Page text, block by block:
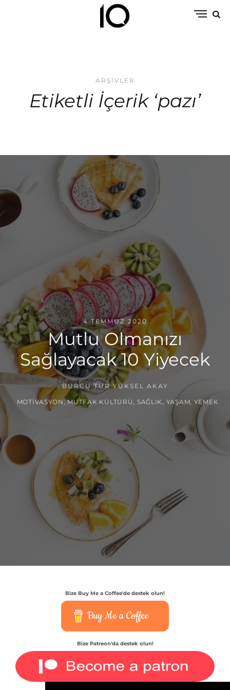
ARŞIVLER
Etiketli İçerik ‘pazı’
4 TEMMUZ 2020
Mutlu Olmanızı
Sağlayacak 10 Yiyecek
BURCU TUR YÜKSEL AKAY
MOTIVASYON ,MUTFAK KÜLTÜRÜ SAĞLIK YAŞAM YEMEK
Bize Buy Me a Coffee'de destek olun!
Buy Me a Coffee
Bize Patreon'da destek olun!